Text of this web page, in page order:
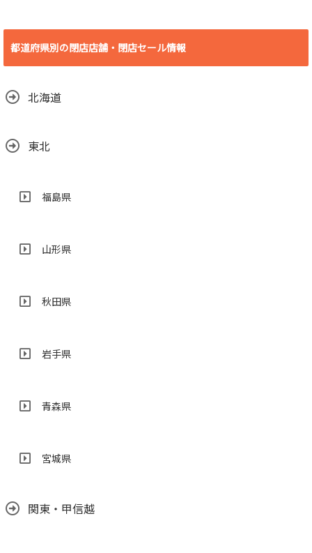
デオ・イン・アメ
リカ殿田橋店 2018
年6月30日(土)をも
って閉店
都道府県別の閉店店舗・閉店セール情報
北海道
東北
福島県
山形県
秋田県
岩手県
青森県
宮城県
関東・甲信越